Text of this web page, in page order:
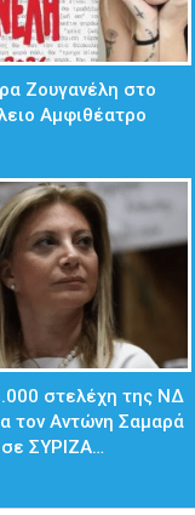
Ζουγανέλη στο
Αμφιθέατρο
στελέχη της ΝΔ
τον Αντώνη Σαμαρά
ΣΥΡΙΖΑ…